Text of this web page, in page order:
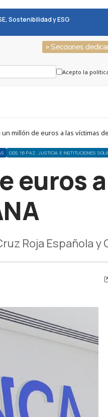
Sostenibilidad y ESG
» Secciones
Acepto la
millón de euros a las víctimas
ODS 16 PAZ, JUSTICIA E INSTITUCIONES
euros
Roja Española y